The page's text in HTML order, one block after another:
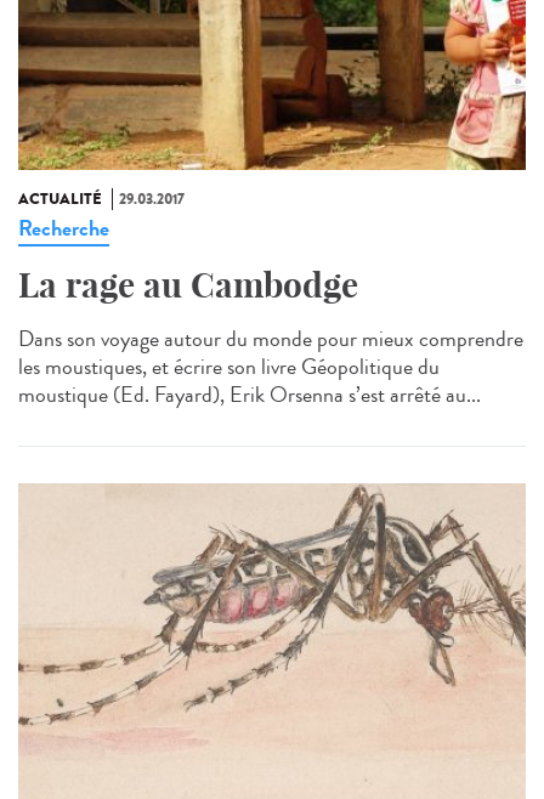
ACTUALITÉ 29.03.2017
Recherche
La rage au Cambodge
Dans son voyage autour du monde pour mieux comprendre
les moustiques, et écrire son livre Géopolitique du
moustique (Ed. Fayard), Erik Orsenna s’est arrêté au...